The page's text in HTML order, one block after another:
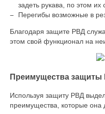
задеть рукава, по этом их
Перегибы возможные в
Благодаря защите РВД
этом свой функционал на
Преимущества защиты
Используя защиту РВД
преимущества, которые она